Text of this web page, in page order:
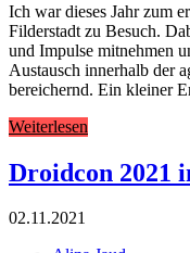
Ich war dieses Jahr zum
Filderstadt zu Besuch.
und Impulse mitnehmen
Austausch innerhalb der
bereichernd. Ein kleiner
Weiterlesen
Droidcon 2021
02.11.2021